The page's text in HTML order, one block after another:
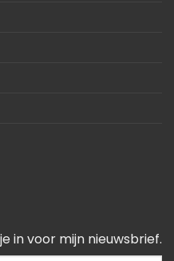
in voor mijn nieuwsbrief.